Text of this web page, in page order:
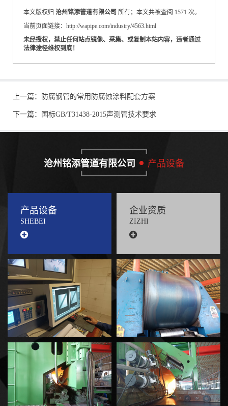
本文版权归 沧州铭添管道有限公司 所有；本文共被查阅 1571 次。
当前页面链接：http://wapipe.com/industry/4563.html
未经授权，禁止任何站点镜像、采集、或复制本站内容，违者通过
法律途径维权到底！
上一篇： 防腐钢管的常用防腐蚀涂料配套方案
下一篇： 国标GB/T31438-2015声测管技术要求
沧州铭添管道有限公司 产品设备
产品设备
SHEBEI
企业资质
ZIZHI